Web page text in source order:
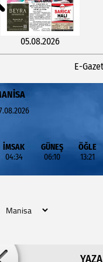
05.08.2026
E-
İMSAK
04:34
GÜNEŞ
06:10
ÖĞLE
13:21